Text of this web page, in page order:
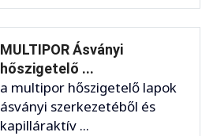
MULTIPOR Ásványi
hőszigetelő ...
a multipor hőszigetelő lapok
ásványi szerkezetéből és
kapilláraktív ...